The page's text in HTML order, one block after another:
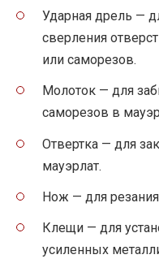
Ударная дрель —
сверления
или саморезов.
Молоток — для
саморезов в
Отвертка — для
мауэрлат.
Нож — для
Клещи — для
усиленных